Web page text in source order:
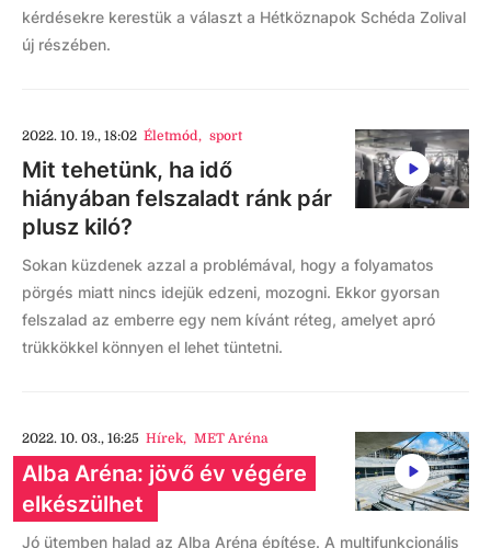
kérdésekre kerestük a választ a Hétköznapok Schéda Zolival
új részében.
2022. 10. 19., 18:02 Életmód, sport
Mit tehetünk, ha idő
hiányában felszaladt ránk pár
plusz kiló?
Sokan küzdenek azzal a problémával, hogy a folyamatos
pörgés miatt nincs idejük edzeni, mozogni. Ekkor gyorsan
felszalad az emberre egy nem kívánt réteg, amelyet apró
trükkökkel könnyen el lehet tüntetni.
2022. 10. 03., 16:25 Hírek, MET Aréna
Alba Aréna: jövő év végére
elkészülhet
Jó ütemben halad az Alba Aréna építése. A multifunkcionális